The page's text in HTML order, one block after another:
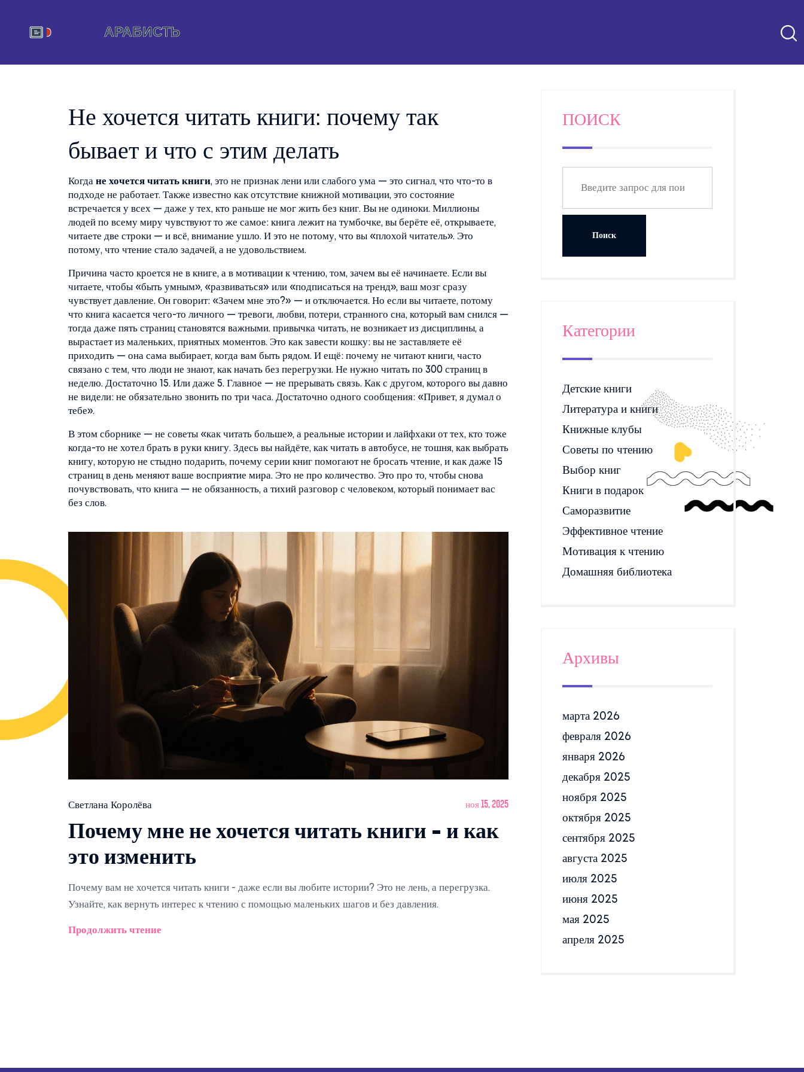
Не хочется читать книги: почему так
бывает и что с этим делать
Когда не хочется читать книги, это не признак лени или слабого ума — это сигнал, что что-то в
подходе не работает. Также известно как отсутствие книжной мотивации, это состояние
встречается у всех — даже у тех, кто раньше не мог жить без книг. Вы не одиноки. Миллионы
людей по всему миру чувствуют то же самое: книга лежит на тумбочке, вы берёте её, открываете,
читаете две строки — и всё, внимание ушло. И это не потому, что вы «плохой читатель». Это
потому, что чтение стало задачей, а не удовольствием.
Причина часто кроется не в книге, а в мотивации к чтению, том, зачем вы её начинаете. Если вы
читаете, чтобы «быть умным», «развиваться» или «подписаться на тренд», ваш мозг сразу
чувствует давление. Он говорит: «Зачем мне это?» — и отключается. Но если вы читаете, потому
что книга касается чего-то личного — тревоги, любви, потери, странного сна, который вам снился —
тогда даже пять страниц становятся важными. привычка читать, не возникает из дисциплины, а
вырастает из маленьких, приятных моментов. Это как завести кошку: вы не заставляете её
приходить — она сама выбирает, когда вам быть рядом. И ещё: почему не читают книги, часто
связано с тем, что люди не знают, как начать без перегрузки. Не нужно читать по 300 страниц в
неделю. Достаточно 15. Или даже 5. Главное — не прерывать связь. Как с другом, которого вы давно
не видели: не обязательно звонить по три часа. Достаточно одного сообщения: «Привет, я думал о
тебе».
В этом сборнике — не советы «как читать больше», а реальные истории и лайфхаки от тех, кто тоже
когда-то не хотел брать в руки книгу. Здесь вы найдёте, как читать в автобусе, не тошня, как выбрать
книгу, которую не стыдно подарить, почему серии книг помогают не бросать чтение, и как даже 15
страниц в день меняют ваше восприятие мира. Это не про количество. Это про то, чтобы снова
почувствовать, что книга — не обязанность, а тихий разговор с человеком, который понимает вас
без слов.
Светлана Королёва ноя 15, 2025
Почему мне не хочется читать книги - и как
это изменить
Почему вам не хочется читать книги - даже если вы любите истории? Это не лень, а перегрузка.
Узнайте, как вернуть интерес к чтению с помощью маленьких шагов и без давления.
Продолжить чтение
ПОИСК
Категории
Детские книги
Литература и книги
Книжные клубы
Советы по чтению
Выбор книг
Книги в подарок
Саморазвитие
Эффективное чтение
Мотивация к чтению
Домашняя библиотека
Архивы
марта 2026
февраля 2026
января 2026
декабря 2025
ноября 2025
октября 2025
сентября 2025
августа 2025
июля 2025
июня 2025
мая 2025
апреля 2025